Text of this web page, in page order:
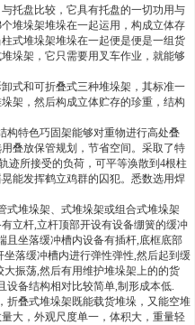
盘比较，它具有托盘的一切功用与
堆垛架堆垛在一起运用，构成立体存
式堆垛架堆垛在一起便是便是一组货
垛架，它只需要用叉车作业，就能够
和可折叠式三种堆垛架，其标准一
架，然后构成立体贮存的珍重，结构
特色巧固架能够对重物进行高处叠
叠放保管规划，节省空间。采取了特
迹所接受的负荷，可平等涣散到4根柱
能发挥鹤立鸡群的囚犯。悉数选用焊
堆垛架、式堆垛架或组合式堆垛架
立杆,立杆顶部开设有设备绷簧的缓冲
且坐落缓冲槽内设备有插杆,底框底部
落缓冲槽内进行弹性弹性,然后起到缓
振荡,然后有用维护堆垛架上的的货
设备结构相对比较简单,制形成本低.
叠式堆垛架既能载货堆垛，又能空堆
大，外观尺度单一，体积大，重量轻